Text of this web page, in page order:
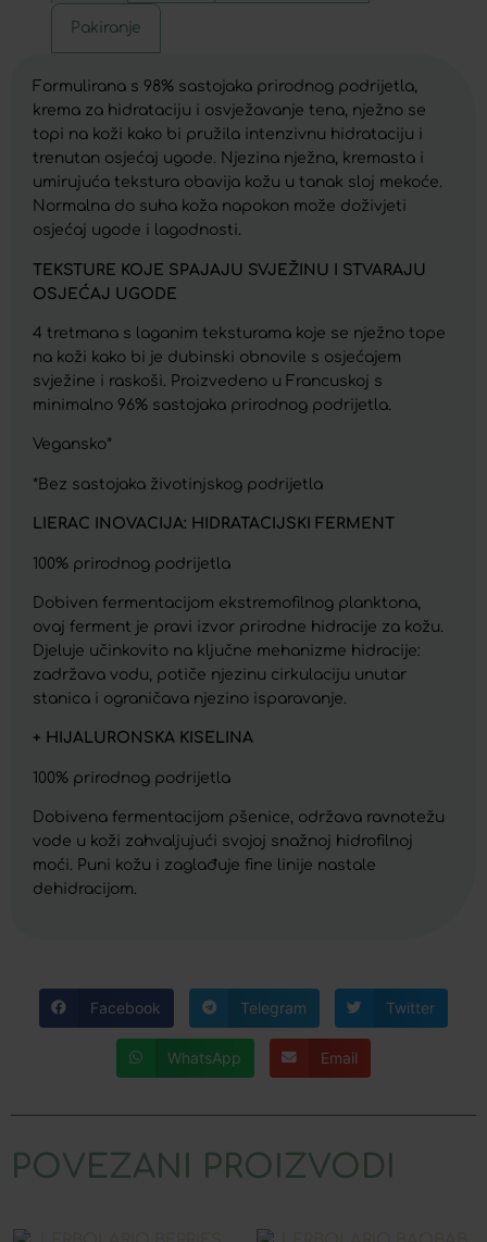
Pakiranje
Formulirana s 98% sastojaka prirodnog podrijetla,
krema za hidrataciju i osvježavanje tena, nježno se
topi na koži kako bi pružila intenzivnu hidrataciju i
trenutan osjećaj ugode. Njezina nježna, kremasta i
umirujuća tekstura obavija kožu u tanak sloj mekoće.
Normalna do suha koža napokon može doživjeti
osjećaj ugode i lagodnosti.
TEKSTURE KOJE SPAJAJU SVJEŽINU I STVARAJU
OSJEĆAJ UGODE
4 tretmana s laganim teksturama koje se nježno tope
na koži kako bi je dubinski obnovile s osjećajem
svježine i raskoši. Proizvedeno u Francuskoj s
minimalno 96% sastojaka prirodnog podrijetla.
Vegansko*
*Bez sastojaka životinjskog podrijetla
LIERAC INOVACIJA: HIDRATACIJSKI FERMENT
100% prirodnog podrijetla
Dobiven fermentacijom ekstremofilnog planktona,
ovaj ferment je pravi izvor prirodne hidracije za kožu.
Djeluje učinkovito na ključne mehanizme hidracije:
zadržava vodu, potiče njezinu cirkulaciju unutar
stanica i ograničava njezino isparavanje.
+ HIJALURONSKA KISELINA
100% prirodnog podrijetla
Dobivena fermentacijom pšenice, održava ravnotežu
vode u koži zahvaljujući svojoj snažnoj hidrofilnoj
moći. Puni kožu i zaglađuje fine linije nastale
dehidracijom.
Facebook Telegram Twitter
WhatsApp Email
POVEZANI PROIZVODI